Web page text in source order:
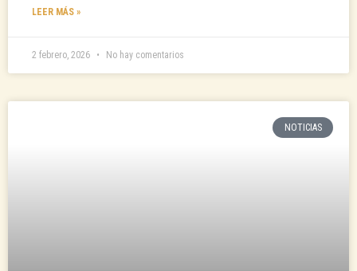
LEER MÁS »
2 febrero, 2026 No hay comentarios
NOTICIAS